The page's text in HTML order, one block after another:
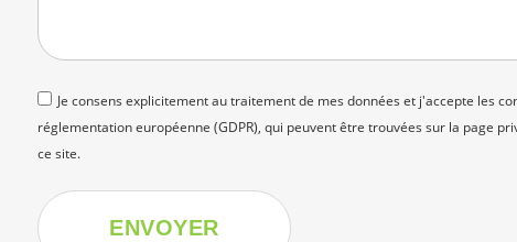
Je consens explicitement au traitement de mes données et j'accepte les
réglementation européenne (GDPR), qui peuvent être trouvées sur la page
ce site.
ENVOYER